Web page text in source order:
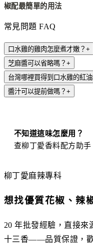
椒配最簡單的用法
常見問題 FAQ
口水雞的雞肉怎麼煮才嫩？ +
芝麻醬可以省略嗎？ +
台灣哪裡買得到口水雞的紅
醬汁可以提前做嗎？ +
不知道這味怎麼用？
查柳丁愛香料配方助手
柳丁愛麻辣專科
想找優質花椒、辣
20 年批發經驗，直接來
十三香——品質保證，歡